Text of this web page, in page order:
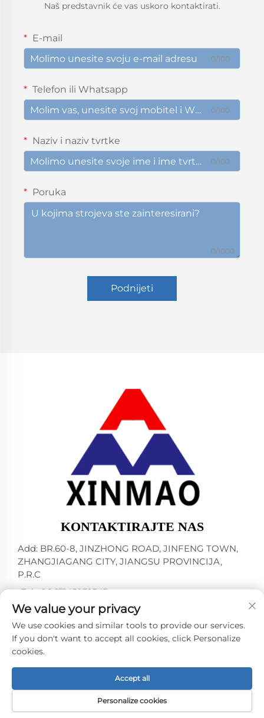
Naš predstavnik će vas uskoro kontaktirati.
E-mail
0/100
Telefon ili Whatsapp
0/100
Naziv i naziv tvrtke
0/100
Poruka
0/1000
Podnijeti
KONTAKTIRAJTE NAS
Add: BR.60-8, JINZHONG ROAD, JINFENG TOWN,
ZHANGJIAGANG CITY, JIANGSU PROVINCIJA,
P.R.C
-Tel:+86-13145032343
E-mail: [email protected]
Autorsko pravo © 2024 by ZHANGJIAGANG CITY
XINMAO DRINK MACHINERY CO.,LTD. -Politika
privatnosti
We value your privacy
We use cookies and similar tools to provide our services.
If you don't want to accept all cookies, click Personalize
cookies.
Personalize cookies
Accept all